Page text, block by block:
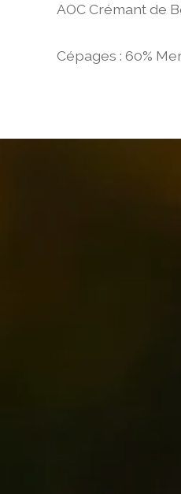
AOC Crémant de
Cépages : 60%